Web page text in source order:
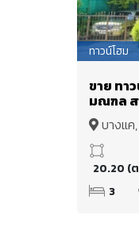
ทาวน์โฮม
ขาย ทา
มณฑล ส
แวก 20
หลักสอ
บางแ
20.20 (
3